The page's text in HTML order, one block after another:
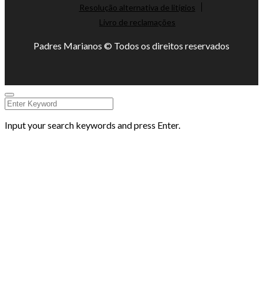
Resolução alternativa de litígios
Livro de reclamações
Padres Marianos © Todos os direitos reservados
Input your search keywords and press Enter.